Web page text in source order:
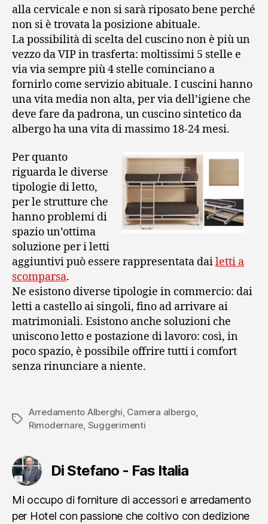
alla cervicale e non si sarà riposato bene perché
non si è trovata la posizione abituale.
La possibilità di scelta del cuscino non è più un
vezzo da VIP in trasferta: moltissimi 5 stelle e
via via sempre più 4 stelle cominciano a
fornirlo come servizio abituale. I cuscini hanno
una vita media non alta, per via dell’igiene che
deve fare da padrona, un cuscino sintetico da
albergo ha una vita di massimo 18-24 mesi.
Per quanto
riguarda le diverse
tipologie di letto,
per le strutture che
hanno problemi di
spazio un’ottima
soluzione per i letti
aggiuntivi può essere rappresentata dailetti a
scomparsa.
Ne esistono diverse tipologie in commercio: dai
letti a castello ai singoli, fino ad arrivare ai
matrimoniali. Esistono anche soluzioni che
uniscono letto e postazione di lavoro: così, in
poco spazio, è possibile offrire tutti i comfort
senza rinunciare a niente.
Tag
Arredamento Alberghi, Camera albergo,
Rimodernare, Suggerimenti
Di Stefano - Fas Italia
Mi occupo di forniture di accessori e arredamento
per Hotel con passione che coltivo con dedizione